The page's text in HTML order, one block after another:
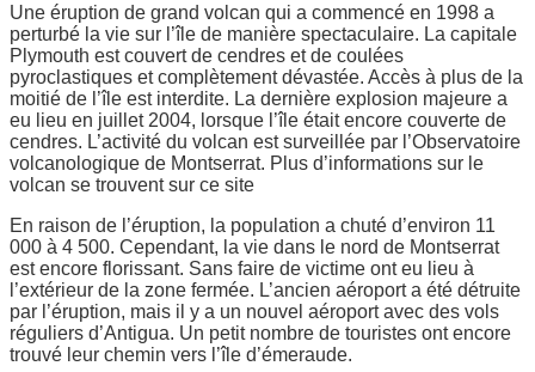
Une éruption de grand volcan qui a commencé en 1998 a
perturbé la vie sur l’île de manière spectaculaire. La capitale
Plymouth est couvert de cendres et de coulées
pyroclastiques et complètement dévastée. Accès à plus de la
moitié de l’île est interdite. La dernière explosion majeure a
eu lieu en juillet 2004, lorsque l’île était encore couverte de
cendres. L’activité du volcan est surveillée par l’Observatoire
volcanologique de Montserrat. Plus d’informations sur le
volcan se trouvent sur ce site
En raison de l’éruption, la population a chuté d’environ 11
000 à 4 500. Cependant, la vie dans le nord de Montserrat
est encore florissant. Sans faire de victime ont eu lieu à
l’extérieur de la zone fermée. L’ancien aéroport a été détruite
par l’éruption, mais il y a un nouvel aéroport avec des vols
réguliers d’Antigua. Un petit nombre de touristes ont encore
trouvé leur chemin vers l’île d’émeraude.